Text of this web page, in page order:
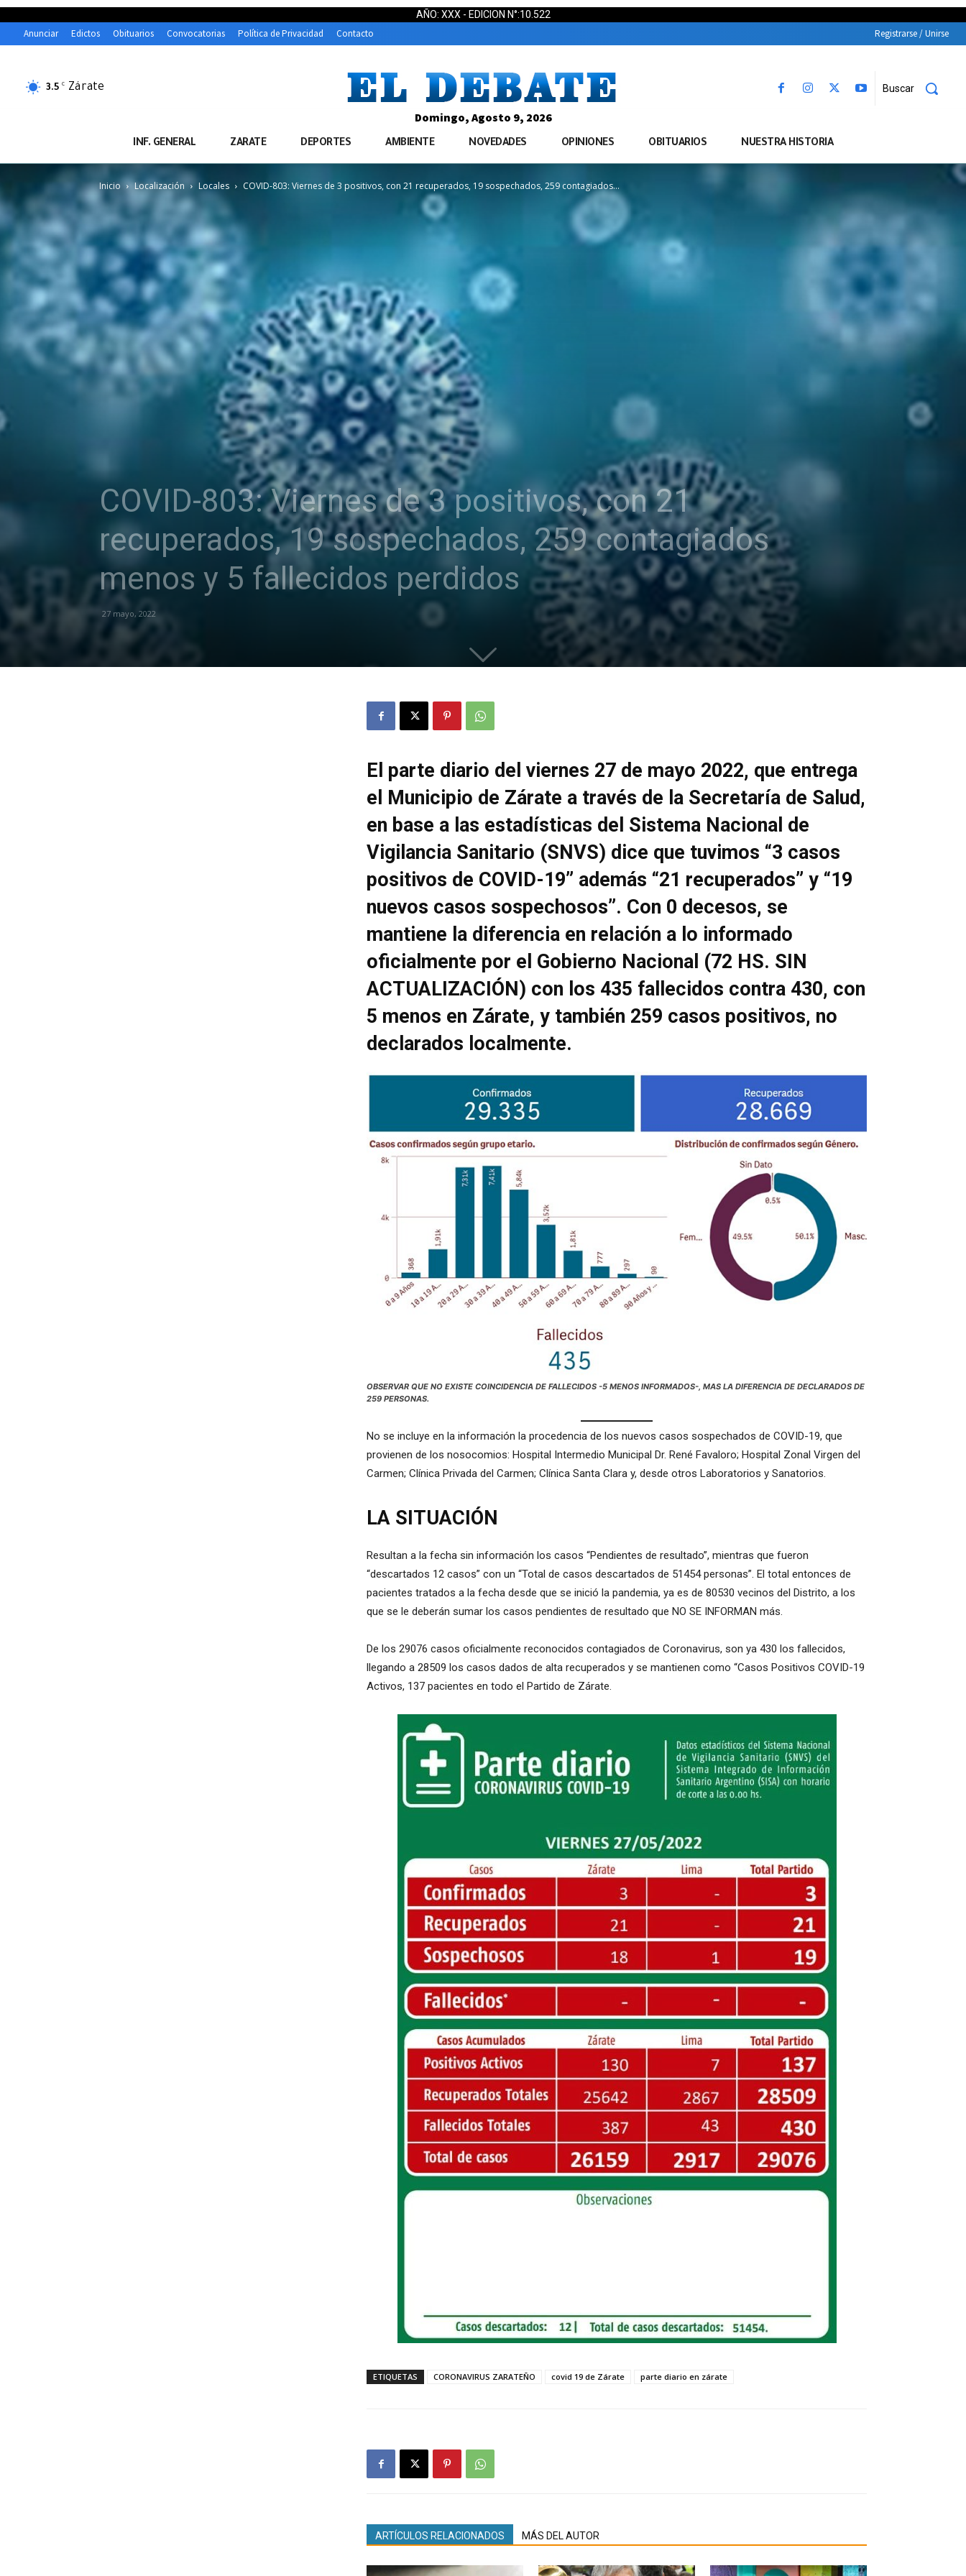
AÑO: XXX - EDICION N°:10.522
Anunciar Edictos Obituarios Convocatorias Política de Privacidad Contacto Registrarse / Unirse
3.5 C Zárate Buscar
Domingo, Agosto 9, 2026
INF. GENERAL ZARATE DEPORTES AMBIENTE NOVEDADES OPINIONES OBITUARIOS NUESTRA HISTORIA
Inicio Localización Locales COVID-803: Viernes de 3 positivos, con 21 recuperados, 19 sospechados, 259 contagiados...
COVID-803: Viernes de 3 positivos, con 21
recuperados, 19 sospechados, 259 contagiados
menos y 5 fallecidos perdidos
27 mayo, 2022
El parte diario del viernes 27 de mayo 2022, que entrega
el Municipio de Zárate a través de la Secretaría de Salud,
en base a las estadísticas del Sistema Nacional de
Vigilancia Sanitario (SNVS) dice que tuvimos “3 casos
positivos de COVID-19” además “21 recuperados” y “19
nuevos casos sospechosos”. Con 0 decesos, se
mantiene la diferencia en relación a lo informado
oficialmente por el Gobierno Nacional (72 HS. SIN
ACTUALIZACIÓN) con los 435 fallecidos contra 430, con
5 menos en Zárate, y también 259 casos positivos, no
declarados localmente.
OBSERVAR QUE NO EXISTE COINCIDENCIA DE FALLECIDOS -5 MENOS INFORMADOS-, MAS LA DIFERENCIA DE DECLARADOS DE
259 PERSONAS.
No se incluye en la información la procedencia de los nuevos casos sospechados de COVID-19, que
provienen de los nosocomios: Hospital Intermedio Municipal Dr. René Favaloro; Hospital Zonal Virgen del
Carmen; Clínica Privada del Carmen; Clínica Santa Clara y, desde otros Laboratorios y Sanatorios.
LA SITUACIÓN
Resultan a la fecha sin información los casos “Pendientes de resultado”, mientras que fueron
“descartados 12 casos” con un “Total de casos descartados de 51454 personas”. El total entonces de
pacientes tratados a la fecha desde que se inició la pandemia, ya es de 80530 vecinos del Distrito, a los
que se le deberán sumar los casos pendientes de resultado que NO SE INFORMAN más.
De los 29076 casos oficialmente reconocidos contagiados de Coronavirus, son ya 430 los fallecidos,
llegando a 28509 los casos dados de alta recuperados y se mantienen como “Casos Positivos COVID-19
Activos, 137 pacientes en todo el Partido de Zárate.
ETIQUETAS CORONAVIRUS ZARATEÑO covid 19 de Zárate parte diario en zárate
ARTÍCULOS RELACIONADOS MÁS DEL AUTOR